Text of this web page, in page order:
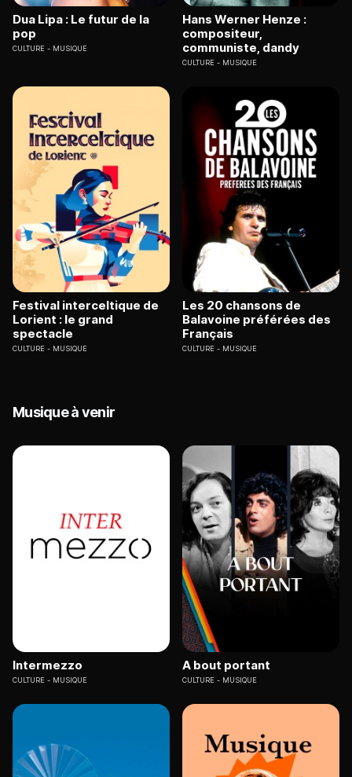
Dua Lipa : Le futur de la
pop
CULTURE MUSIQUE
Hans Werner Henze :
compositeur,
communiste, dandy
CULTURE MUSIQUE
Festival interceltique de
Lorient : le grand
spectacle
CULTURE MUSIQUE
Les 20 chansons de
Balavoine préférées des
Français
CULTURE MUSIQUE
Musique à venir
Intermezzo
CULTURE MUSIQUE
A bout portant
CULTURE MUSIQUE